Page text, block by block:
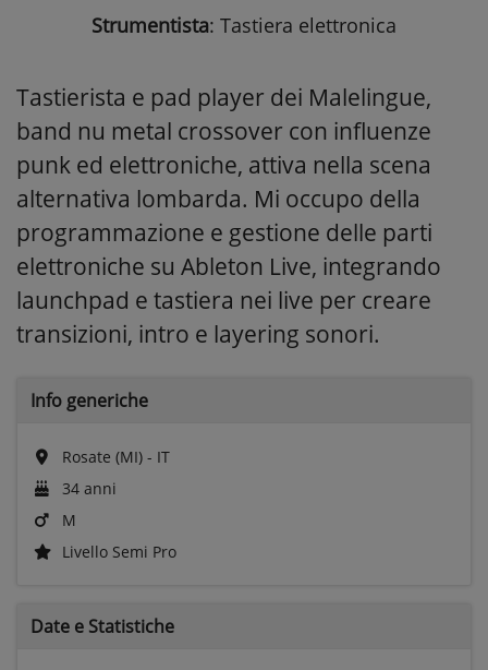
Strumentista: Tastiera elettronica
Tastierista e pad player dei Malelingue,
band nu metal crossover con influenze
punk ed elettroniche, attiva nella scena
alternativa lombarda. Mi occupo della
programmazione e gestione delle parti
elettroniche su Ableton Live, integrando
launchpad e tastiera nei live per creare
transizioni, intro e layering sonori.
Info generiche
Rosate (MI) - IT
34 anni
M
Livello Semi Pro
Date e Statistiche